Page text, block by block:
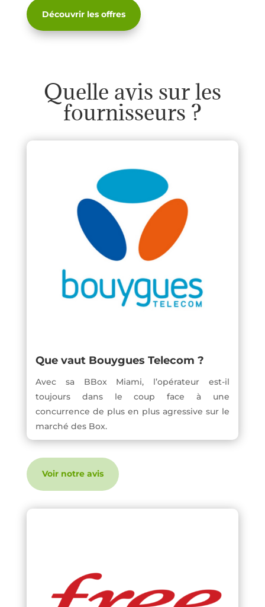
Découvrir les offres
Quelle avis sur les
fournisseurs ?
Que vaut Bouygues Telecom ?
Avec sa BBox Miami, l’opérateur est-il
toujours dans le coup face à une
concurrence de plus en plus agressive sur le
marché des Box.
Voir notre avis